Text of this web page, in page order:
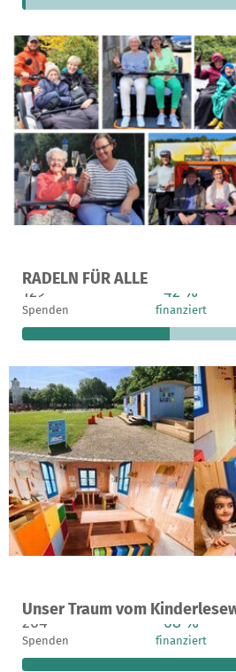
RADELN FÜR ALLE
Ein Projekt in Wuppertal , Deutschland
129
Spenden
42 %
finanziert
Unser Traum vom
Ein Projekt in Wuppertal, Deutschland
264
Spenden
68 %
finanziert